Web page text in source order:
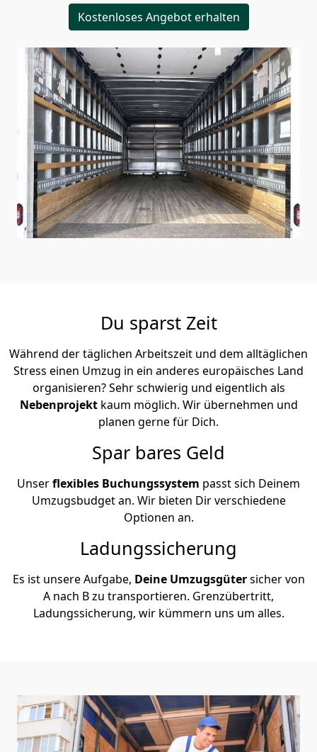
Kostenloses Angebot erhalten
Du sparst Zeit
Während der täglichen Arbeitszeit und dem alltäglichen
Stress einen Umzug in ein anderes europäisches Land
organisieren? Sehr schwierig und eigentlich als
Nebenprojekt kaum möglich. Wir übernehmen und
planen gerne für Dich.
Spar bares Geld
Unserflexibles Buchungssystem passt sich Deinem
Umzugsbudget an. Wir bieten Dir verschiedene
Optionen an.
Ladungssicherung
Es ist unsere Aufgabe, Deine Umzugsgütersicher von
A nach B zu transportieren. Grenzübertritt,
Ladungssicherung, wir kümmern uns um alles.